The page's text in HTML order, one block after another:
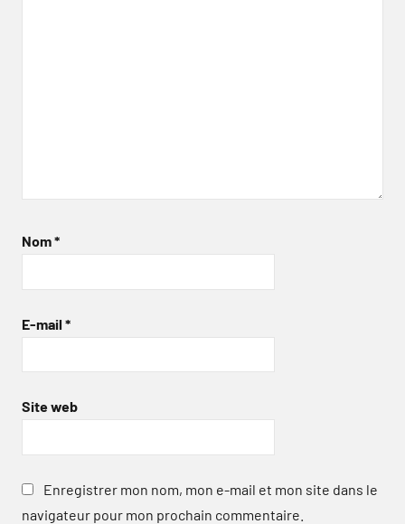
Nom*
E-mail *
Site web
Enregistrer mon nom, mon e-mail et mon site dans le
navigateur pour mon prochain commentaire.